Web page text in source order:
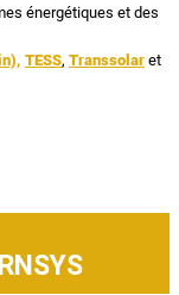
énergétiques et des
TESS, Transsolar et